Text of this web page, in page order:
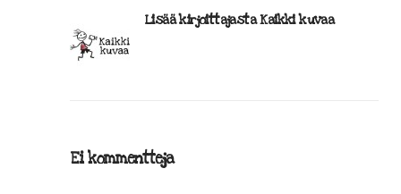
Lisää kirjoittajasta Kaikki kuvaa
Ei kommentteja